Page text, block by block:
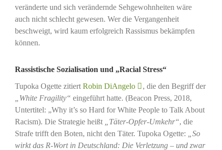
veränderte und sich verändernde Sehgewohnheiten wäre
auch nicht schlecht gewesen. Wer die Vergangenheit
beschweigt, wird kaum erfolgreich Rassismus bekämpfen
können.
Rassistische Sozialisation und „Racial Stress“
Tupoka Ogette zitiert Robin DiAngelo
, die den Begriff der
„White Fragility“ eingeführt hatte. (Beacon Press, 2018,
Untertitel: „Why it’s so Hard for White People to Talk About
Racism). Die Strategie heißt
„Täter-Opfer-Umkehr“, die
Strafe trifft den Boten, nicht den Täter. Tupoka Ogette:
„So
wirkt das R-Wort in Deutschland: Die Verletzung – und zwar